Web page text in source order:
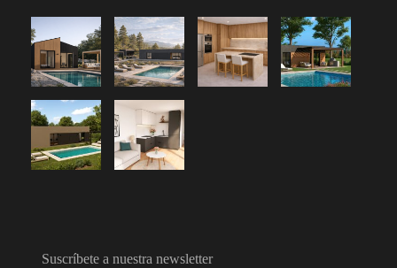
Suscríbete a nuestra newsletter